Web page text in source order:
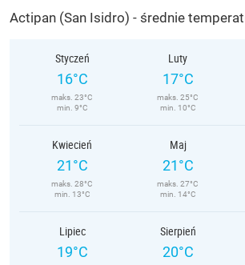
Actipan (San Isidro) - średnie
Styczeń
16°C
maks. 23°C
min. 9°C
Luty
17°C
maks. 25°C
min. 10°C
Kwiecień
21°C
maks. 28°C
min. 13°C
Maj
21°C
maks. 27°C
min. 14°C
Lipiec
19°C
Sierpień
20°C